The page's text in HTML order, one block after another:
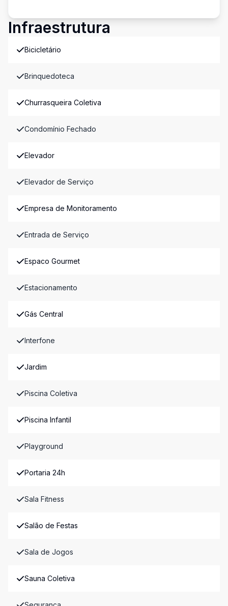
Infraestrutura
Bicicletário
Brinquedoteca
Churrasqueira Coletiva
Condomínio Fechado
Elevador
Elevador de Serviço
Empresa de Monitoramento
Entrada de Serviço
Espaco Gourmet
Estacionamento
Gás Central
Interfone
Jardim
Piscina Coletiva
Piscina Infantil
Playground
Portaria 24h
Sala Fitness
Salão de Festas
Sala de Jogos
Sauna Coletiva